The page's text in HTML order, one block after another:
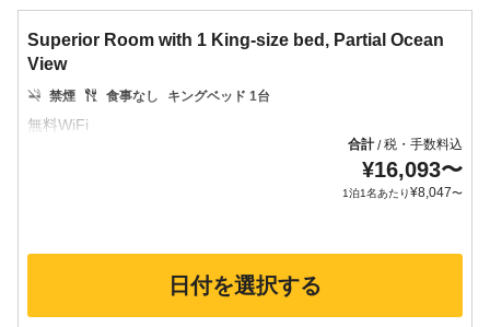
Superior Room with 1 King-size bed, Partial Ocean
View
禁煙 食事なし キングベッド 1台
合計/税・手数料込
¥16,093〜
1泊1名あたり¥8,047〜
日付を選択する